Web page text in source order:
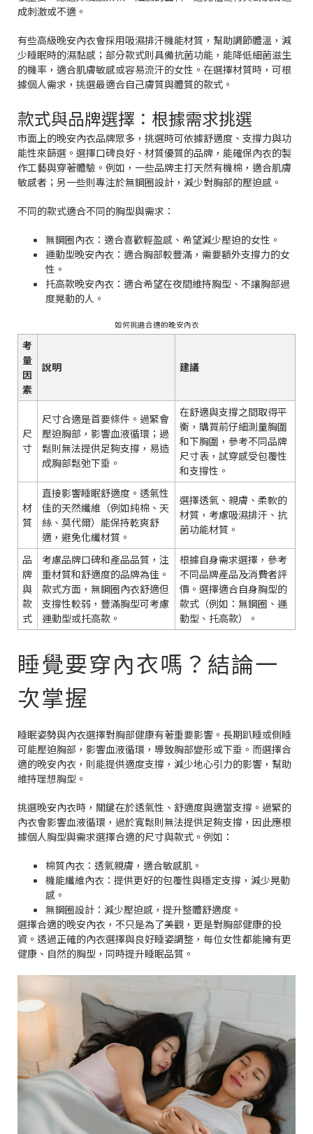
成刺激或不適。
有些高級晚安內衣會採用吸濕排汗機能材質，幫助調節體溫，減
少睡眠時的濕黏感；部分款式則具備抗菌功能，能降低細菌滋生
的機率，適合肌膚敏感或容易流汗的女性。在選擇材質時，可根
據個人需求，挑選最適合自己膚質與體質的款式。
款式與品牌選擇：根據需求挑選
市面上的晚安內衣品牌眾多，挑選時可依據舒適度、支撐力與功
能性來篩選。選擇口碑良好、材質優質的品牌，能確保內衣的製
作工藝與穿著體驗。例如，一些品牌主打天然有機棉，適合肌膚
敏感者；另一些則專注於無鋼圈設計，減少對胸部的壓迫感。
不同的款式適合不同的胸型與需求：
無鋼圈內衣：適合喜歡輕盈感、希望減少壓迫的女性。
運動型晚安內衣：適合胸部較豐滿，需要額外支撐力的女
性。
托高款晚安內衣：適合希望在夜間維持胸型、不讓胸部過
度晃動的人。
考
量
因
素
說明 建議
尺
寸
尺寸合適是首要條件。過緊會
壓迫胸部，影響血液循環；過
鬆則無法提供足夠支撐，易造
成胸部鬆弛下垂。
在舒適與支撐之間取得平
衡，購買前仔細測量胸圍
和下胸圍，參考不同品牌
尺寸表，試穿感受包覆性
和支撐性。
材
質
直接影響睡眠舒適度。透氣性
佳的天然纖維（例如純棉、天
絲、莫代爾）能保持乾爽舒
適，避免化纖材質。
選擇透氣、親膚、柔軟的
材質，考慮吸濕排汗、抗
菌功能材質。
品
牌
與
款
式
考慮品牌口碑和產品品質，注
重材質和舒適度的品牌為佳。
款式方面，無鋼圈內衣舒適但
支撐性較弱，豐滿胸型可考慮
運動型或托高款。
根據自身需求選擇，參考
不同品牌產品及消費者評
價。選擇適合自身胸型的
款式（例如：無鋼圈、運
動型、托高款）。
如何挑選合適的晚安內衣
睡覺要穿內衣嗎？結論一
次掌握
睡眠姿勢與內衣選擇對胸部健康有著重要影響。長期趴睡或側睡
可能壓迫胸部，影響血液循環，導致胸部變形或下垂。而選擇合
適的晚安內衣，則能提供適度支撐，減少地心引力的影響，幫助
維持理想胸型。
挑選晚安內衣時，關鍵在於透氣性、舒適度與適當支撐。過緊的
內衣會影響血液循環，過於寬鬆則無法提供足夠支撐，因此應根
據個人胸型與需求選擇合適的尺寸與款式。例如：
棉質內衣：透氣親膚，適合敏感肌。
機能纖維內衣：提供更好的包覆性與穩定支撐，減少晃動
感。
無鋼圈設計：減少壓迫感，提升整體舒適度。
選擇合適的晚安內衣，不只是為了美觀，更是對胸部健康的投
資。透過正確的內衣選擇與良好睡姿調整，每位女性都能擁有更
健康、自然的胸型，同時提升睡眠品質。